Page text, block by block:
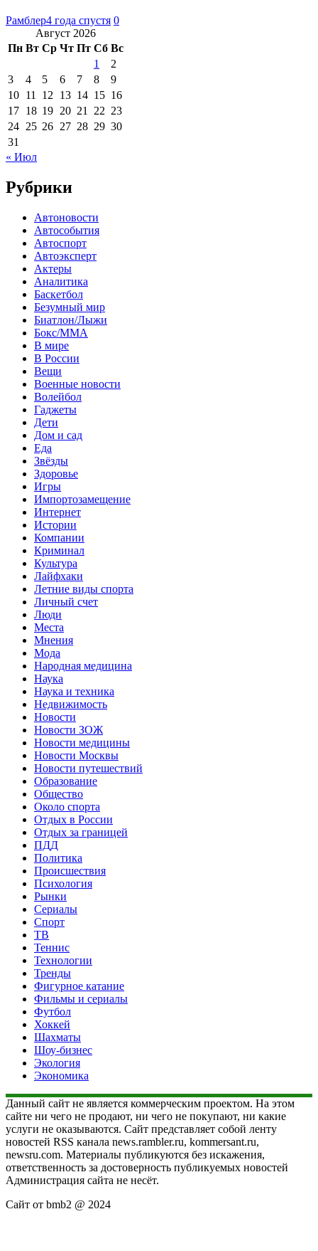
Рамблер4 года спустя 0
Август 2026
Пн Вт Ср Чт Пт Сб Вс
1
2
3
4 5 6 7 8
9
10 11 12 13 14 15 16
17 18 19 20 21 22 23
24 25 26 27 28 29 30
31
« Июл
Рубрики
Автоновости
Автособытия
Автоспорт
Автоэксперт
Актеры
Аналитика
Баскетбол
Безумный мир
Биатлон/Лыжи
Бокс/MMA
В мире
В России
Вещи
Военные новости
Волейбол
Гаджеты
Дети
Дом и сад
Еда
Звёзды
Здоровье
Игры
Импортозамещение
Интернет
Истории
Компании
Криминал
Культура
Лайфхаки
Летние виды спорта
Личный счет
Люди
Места
Мнения
Мода
Народная медицина
Наука
Наука и техника
Недвижимость
Новости
Новости ЗОЖ
Новости медицины
Новости Москвы
Новости путешествий
Образование
Общество
Около спорта
Отдых в России
Отдых за границей
ПДД
Политика
Происшествия
Психология
Рынки
Сериалы
Спорт
ТВ
Теннис
Технологии
Тренды
Фигурное катание
Фильмы и сериалы
Футбол
Хоккей
Шахматы
Шоу-бизнес
Экология
Экономика
Данный сайт не является коммерческим проектом. На этом
сайте ни чего не продают, ни чего не покупают, ни какие
услуги не оказываются. Сайт представляет собой ленту
новостей RSS канала news.rambler.ru, kommersant.ru,
newsru.com. Материалы публикуются без искажения,
ответственность за достоверность публикуемых новостей
Администрация сайта не несёт.
Сайт от bmb2 @ 2024